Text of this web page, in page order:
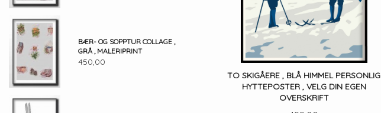
TO SKIGÅERE , BLÅ HIMMEL PERSONLIG
HYTTEPOSTER , VELG DIN EGEN
OVERSKRIFT
BÆR- OG SOPPTUR COLLAGE ,
GRÅ , MALERIPRINT
450,00